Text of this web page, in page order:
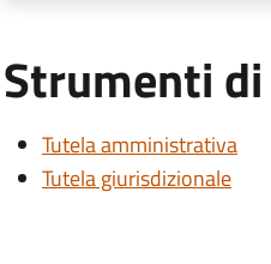
Strumenti
Tutela amministrativa
Tutela giurisdizionale